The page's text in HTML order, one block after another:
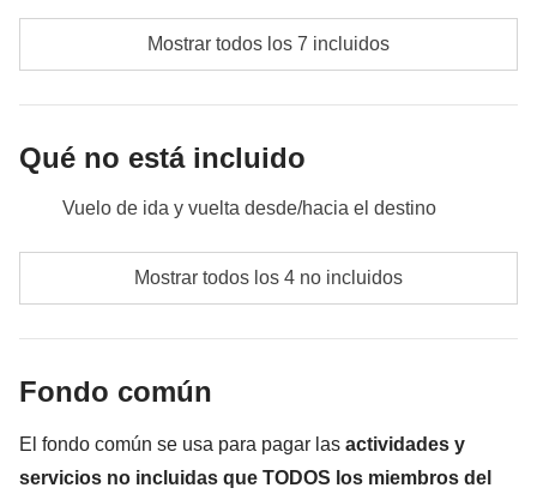
junto al mar para brindar por este hermoso viaje. ¡Un
final perfecto para una experiencia inolvidable en
No incluído en la tarifa del viaje: Las comidas y bebidas
Mostrar todos los 7 incluidos
Qué no está incluido
Vuelo de ida y vuelta desde/hacia el destino
comidas y bebidas donde no esté expresamente
todos los extras que quieras comprar y que consigas
incluido"
Mostrar todos los 4 no incluidos
Fondo común
El fondo común se usa para pagar las actividades y
servicios no incluidas que TODOS los miembros del